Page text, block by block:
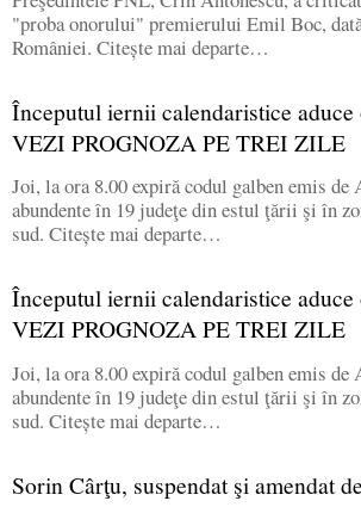
"proba onorului" premierului Emil Boc,
României. Citește mai departe…
Începutul iernii calendaristice
VEZI PROGNOZA PE TREI ZILE
Joi, la ora 8.00 expiră codul galben emis
abundente în 19 judeţe din estul ţării şi în
sud. Citește mai departe…
Începutul iernii calendaristice
VEZI PROGNOZA PE TREI ZILE
Joi, la ora 8.00 expiră codul galben emis
abundente în 19 judeţe din estul ţării şi în
sud. Citește mai departe…
Sorin Cârţu, suspendat şi amendat